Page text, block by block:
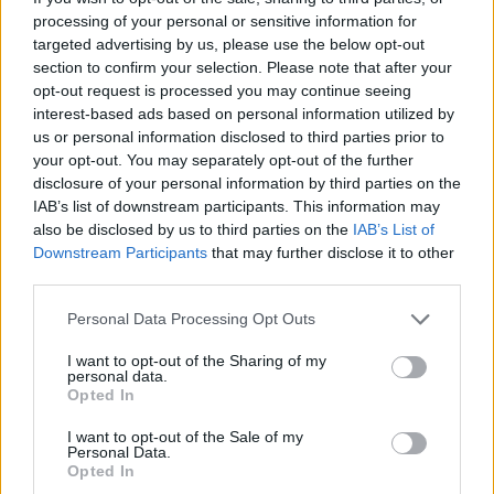
processing of your personal or sensitive information for
targeted advertising by us, please use the below opt-out
section to confirm your selection. Please note that after your
opt-out request is processed you may continue seeing
interest-based ads based on personal information utilized by
us or personal information disclosed to third parties prior to
your opt-out. You may separately opt-out of the further
disclosure of your personal information by third parties on the
IAB’s list of downstream participants. This information may
also be disclosed by us to third parties on the IAB’s List of
Downstream Participants that may further disclose it to other
Please note that this website/app uses one or more Google
not limited to your visit or usage behaviour. You may click to
grant or deny consent to Google and its third-party tags to
use your data for below specified purposes in below Google
consent section.
Personal Data Processing Opt Outs
I want to opt-out of the Sharing of my
personal data.
Opted In
I want to opt-out of the Sale of my
Personal Data.
Opted In
Η υποβολή των αιτήσεων συμμετοχής
Οιυποψήφιοι υποβάλλουν αίτηση συμμετοχής
καιυπεύθυνη Δήλωσημε συνημμένα τα ανωτέρω
απαιτούμενα δικαιολογητικά συμμετοχής με
αποστολή μηνύματος ηλεκτρονικού ταχυδρομείου
ΕΚΕΨΥΕστην ακόλουθη διεύθυνση :
protokolo2@ekepsye.gr. Στο θέμα του μηνύματος
ηλεκτρονικού ταχυδρομείου που αφορά την